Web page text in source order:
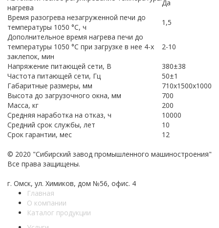
нагрева
Да
Время разогрева незагруженной печи до
температуры 1050 °С, ч
1,5
Дополнительное время нагрева печи до
температуры 1050 °С при загрузке в нее 4-х
заклепок, мин
2-10
Напряжение питающей сети, В
380±38
Частота питающей сети, Гц
50±1
Габаритные размеры, мм
710х1500х1000
Высота до загрузочного окна, мм
700
Масса, кг
200
Средняя наработка на отказ, ч
10000
Средний срок службы, лет
10
Срок гарантии, мес
12
© 2020 "Сибирский завод промышленного машиностроения"
Все права защищены.
г. Омск, ул. Химиков, дом №56, офис. 4
Главная
О компании
Каталог продукции